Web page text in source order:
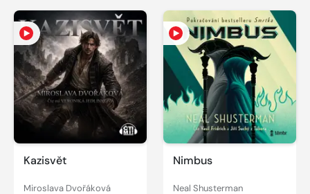
Kazisvět
Miroslava Dvořáková
Nimbus
Neal Shusterman